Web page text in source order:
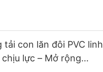
tải con lăn đôi PVC linh
lực – Mở rộng